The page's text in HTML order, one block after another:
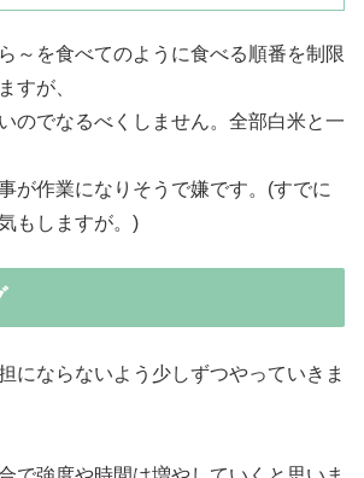
～を食べてのように食べる順番を制限
すが、
のでなるべくしません。全部白米と一
が作業になりそうで嫌です。(すでに
もしますが。)
にならないよう少しずつやっていきま